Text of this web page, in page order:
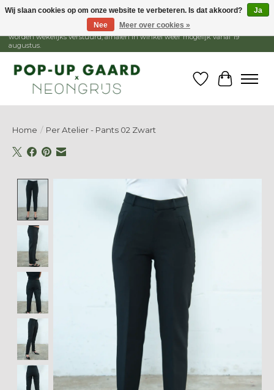
1 - 15 augustus is de winkel gesloten, webshop blijft open. Bestellingen
worden wekelijks verstuurd, afhalen in winkel weer mogelijk vanaf 19
augustus.
Verlanglijst
Home / Per Atelier - Pants 02 Zwart
Product image slideshow Items
Wij slaan cookies op om onze website te verbeteren. Is dat akkoord?
Ja
Nee
Meer over cookies »